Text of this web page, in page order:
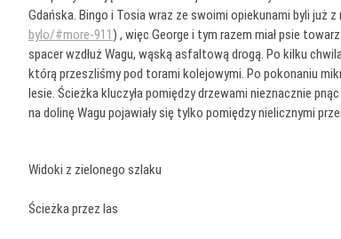
Gdańska. Bingo i Tosia wraz ze swoimi opiekunami byli już z
bylo/#more-911) , więc George i tym razem miał psie
spacer wzdłuż Wagu, wąską asfaltową drogą. Po kilku
którą przeszliśmy pod torami kolejowymi. Po pokonaniu
lesie. Ścieżka kluczyła pomiędzy drzewami nieznacznie
na dolinę Wagu pojawiały się tylko pomiędzy nielicznymi
Widoki z zielonego szlaku
Ścieżka przez las